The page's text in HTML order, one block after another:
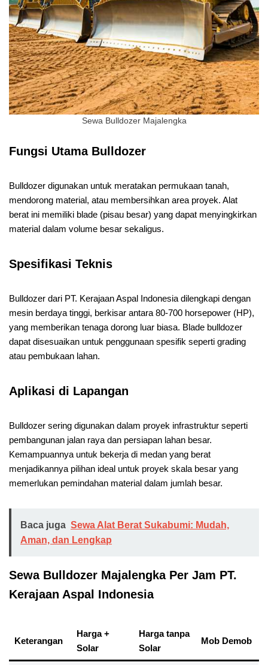
Sewa Bulldozer Majalengka
Fungsi Utama Bulldozer
Bulldozer digunakan untuk meratakan permukaan tanah,
mendorong material, atau membersihkan area proyek. Alat
berat ini memiliki blade (pisau besar) yang dapat menyingkirkan
material dalam volume besar sekaligus.
Spesifikasi Teknis
Bulldozer dari PT. Kerajaan Aspal Indonesia dilengkapi dengan
mesin berdaya tinggi, berkisar antara 80-700 horsepower (HP),
yang memberikan tenaga dorong luar biasa. Blade bulldozer
dapat disesuaikan untuk penggunaan spesifik seperti grading
atau pembukaan lahan.
Aplikasi di Lapangan
Bulldozer sering digunakan dalam proyek infrastruktur seperti
pembangunan jalan raya dan persiapan lahan besar.
Kemampuannya untuk bekerja di medan yang berat
menjadikannya pilihan ideal untuk proyek skala besar yang
memerlukan pemindahan material dalam jumlah besar.
Baca juga Sewa Alat Berat Sukabumi: Mudah,
Aman, dan Lengkap
Sewa Bulldozer Majalengka Per Jam PT.
Kerajaan Aspal Indonesia
Keterangan
Harga +
Solar
Harga tanpa
Solar
Mob Demob